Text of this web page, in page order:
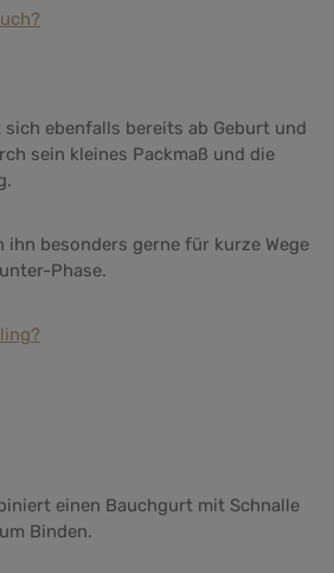
sich ebenfalls bereits ab Geburt und
sein kleines Packmaß und die
ihn besonders gerne für kurze Wege
Phase.
einen Bauchgurt mit Schnalle
Binden.